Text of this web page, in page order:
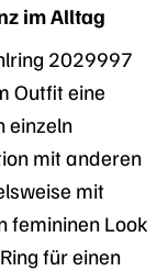
im Alltag
2029997
Outfit eine
einzeln
mit anderen
mit
femininen Look
für einen